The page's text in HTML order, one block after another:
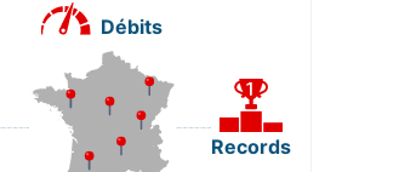
Débits
Records